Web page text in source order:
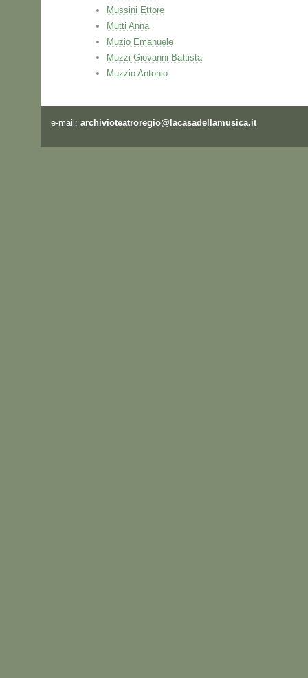
Mussini Ettore
Mutti Anna
Muzio Emanuele
Muzzi Giovanni Battista
Muzzio Antonio
e-mail: archivioteatroregio@lacasadellamusica.it